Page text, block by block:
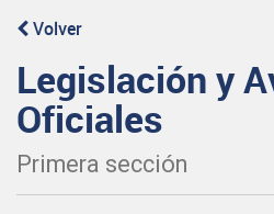
Volver
Legislación y
Oficiales
Primera sección